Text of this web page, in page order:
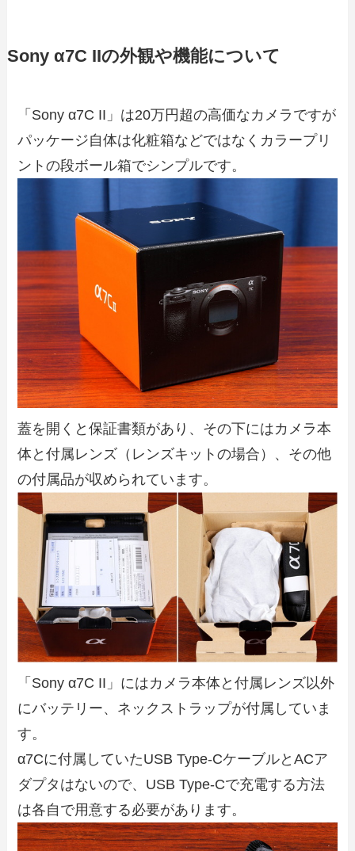
Sony α7C IIの外観や機能について
「Sony α7C II」は20万円超の高価なカメラですが
パッケージ自体は化粧箱などではなくカラープリ
ントの段ボール箱でシンプルです。
蓋を開くと保証書類があり、その下にはカメラ本
体と付属レンズ（レンズキットの場合）、その他
の付属品が収められています。
「Sony α7C II」にはカメラ本体と付属レンズ以外
にバッテリー、ネックストラップが付属していま
す。
α7Cに付属していたUSB Type-CケーブルとACア
ダプタはないので、USB Type-Cで充電する方法
は各自で用意する必要があります。